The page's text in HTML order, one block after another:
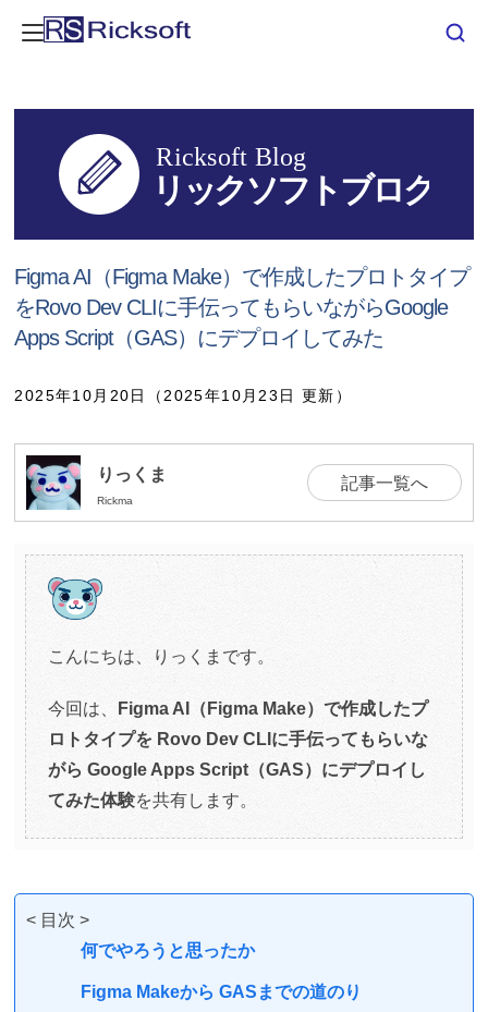
Figma AI（Figma Make）で作成したプロトタイプ
をRovo Dev CLIに手伝ってもらいながらGoogle
Apps Script（GAS）にデプロイしてみた
2025年10月20日（2025年10月23日 更新）
りっくま
Rickma
記事一覧へ
こんにちは、りっくまです。
今回は、
Figma AI（Figma Make）で作成したプ
ロトタイプを Rovo Dev CLIに手伝ってもらいな
がら Google Apps Script（GAS）にデプロイし
てみた体験を共有します。
< 目次 >
何でやろうと思ったか
Figma Makeから GASまでの道のり